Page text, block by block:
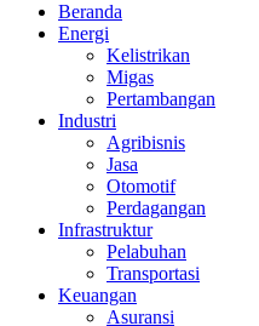
Beranda
Energi
Kelistrikan
Migas
Pertambangan
Industri
Agribisnis
Jasa
Otomotif
Perdagangan
Infrastruktur
Pelabuhan
Transportasi
Keuangan
Asuransi